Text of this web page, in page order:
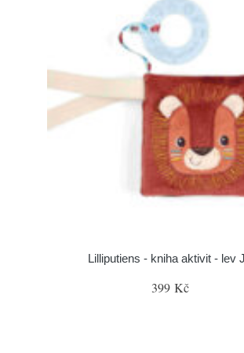
Lilliputiens - kniha aktivit - lev
399 Kč